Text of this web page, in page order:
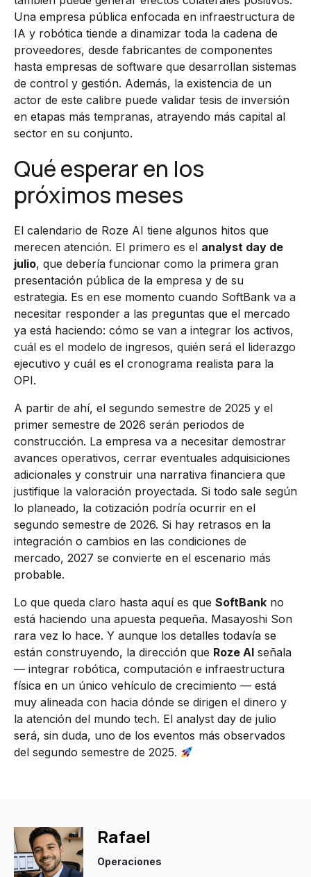
Una empresa pública enfocada en infraestructura de
IA y robótica tiende a dinamizar toda la cadena de
proveedores, desde fabricantes de componentes
hasta empresas de software que desarrollan sistemas
de control y gestión. Además, la existencia de un
actor de este calibre puede validar tesis de inversión
en etapas más tempranas, atrayendo más capital al
sector en su conjunto.
Qué esperar en los
próximos meses
El calendario de Roze AI tiene algunos hitos que
merecen atención. El primero es el analyst day de
julio, que debería funcionar como la primera gran
presentación pública de la empresa y de su
estrategia. Es en ese momento cuando SoftBank va a
necesitar responder a las preguntas que el mercado
ya está haciendo: cómo se van a integrar los activos,
cuál es el modelo de ingresos, quién será el liderazgo
ejecutivo y cuál es el cronograma realista para la
OPI.
A partir de ahí, el segundo semestre de 2025 y el
primer semestre de 2026 serán periodos de
construcción. La empresa va a necesitar demostrar
avances operativos, cerrar eventuales adquisiciones
adicionales y construir una narrativa financiera que
justifique la valoración proyectada. Si todo sale según
lo planeado, la cotización podría ocurrir en el
segundo semestre de 2026. Si hay retrasos en la
integración o cambios en las condiciones de
mercado, 2027 se convierte en el escenario más
probable.
Lo que queda claro hasta aquí es que SoftBank no
está haciendo una apuesta pequeña. Masayoshi Son
rara vez lo hace. Y aunque los detalles todavía se
están construyendo, la dirección que Roze AI señala
— integrar robótica, computación e infraestructura
física en un único vehículo de crecimiento — está
muy alineada con hacia dónde se dirigen el dinero y
la atención del mundo tech. El analyst day de julio
será, sin duda, uno de los eventos más observados
del segundo semestre de 2025.
Rafael
Operaciones